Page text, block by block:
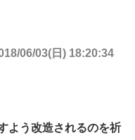
06/03(日) 18:20:34
よう改造されるのを祈